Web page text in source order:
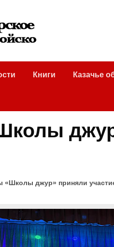
Книги Казачье
«Школы джур» приняли